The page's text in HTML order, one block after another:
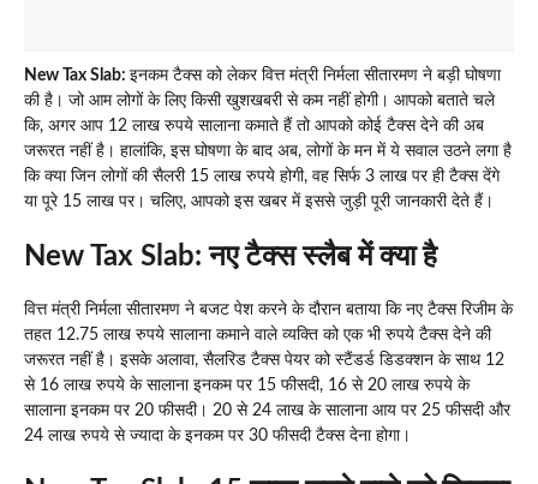
New Tax Slab: इनकम टैक्स को लेकर वित्त मंत्री निर्मला सीतारमण ने बड़ी घोषणा
की है। जो आम लोगों के लिए किसी खुशखबरी से कम नहीं होगी। आपको बताते चले
कि, अगर आप 12 लाख रुपये सालाना कमाते हैं तो आपको कोई टैक्स देने की अब
जरूरत नहीं है। हालांकि, इस घोषणा के बाद अब, लोगों के मन में ये सवाल उठने लगा है
कि क्या जिन लोगों की सैलरी 15 लाख रुपये होगी, वह सिर्फ 3 लाख पर ही टैक्स देंगे
या पूरे 15 लाख पर। चलिए, आपको इस खबर में इससे जुड़ी पूरी जानकारी देते हैं।
New Tax Slab: नए टैक्स स्लैब में क्या है
वित्त मंत्री निर्मला सीतारमण ने बजट पेश करने के दौरान बताया कि नए टैक्स रिजीम के
तहत 12.75 लाख रुपये सालाना कमाने वाले व्यक्ति को एक भी रुपये टैक्स देने की
जरूरत नहीं है। इसके अलावा, सैलरिड टैक्स पेयर को स्टैंडर्ड डिडक्शन के साथ 12
से 16 लाख रुपये के सालाना इनकम पर 15 फीसदी, 16 से 20 लाख रुपये के
सालाना इनकम पर 20 फीसदी। 20 से 24 लाख के सालाना आय पर 25 फीसदी और
24 लाख रुपये से ज्यादा के इनकम पर 30 फीसदी टैक्स देना होगा।